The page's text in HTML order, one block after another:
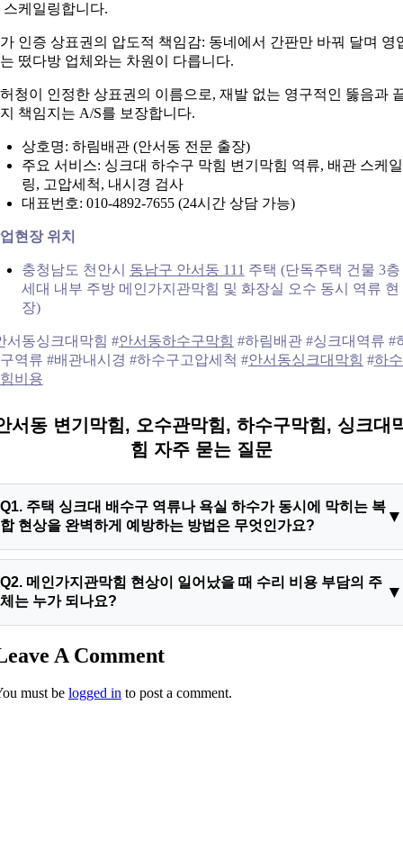
스케일링합니다.
인증 상표권의 압도적 책임감: 동네에서 간판만 바꿔 달며 영
떴다방 업체와는 차원이 다릅니다.
청이 인정한 상표권의 이름으로, 재발 없는 영구적인 뚫음과
책임지는 A/S를 보장합니다.
상호명: 하림배관 (안서동 전문 출장)
주요 서비스: 싱크대 하수구 막힘 변기막힘 역류, 배관 스케일
링, 고압세척, 내시경 검사
대표번호: 010-4892-7655 (24시간 상담 가능)
현장 위치
충청남도 천안시 동남구 안서동 111 주택 (단독주택 건물 3층
세대 내부 주방 메인가지관막힘 및 화장실 오수 동시 역류 현
장)
서동싱크대막힘 #안서동하수구막힘 #하림배관 #싱크대역류 #
역류 #배관내시경 #하수구고압세척 #안서동싱크대막힘 #하
비용
서동 변기막힘, 오수관막힘, 하수구막힘, 싱크대
힘 자주 묻는 질문
Q1. 주택 싱크대 배수구 역류나 욕실 하수가 동시에 막히는 복
합 현상을 완벽하게 예방하는 방법은 무엇인가요?
▼
A1. 주방 하수구의 만성 폐색을 유발하는 가장 큰 요인은 식기 세
척 시 유입되는 유지방과 음식물 잔해들입니다. 설거지 전 반드
뜨거운 물이나 화학 용제를 부어주는 임시방편으로는 이미 내벽
에 결석화된 하수구 석회 덩어리들을 결코 녹여낼 수 없습니다.
Q2. 메인가지관막힘 현상이 일어났을 때 수리 비용 부담의 주
체는 누가 되나요?
▼
A2. 하수관의 책임 소재는 정밀 배관 카메라 장비의 계측 거리 데
메인관으로 합류하기 전까지의 전용 수평 가지관 구역이 차단된
A Comment
must be logged in to post a comment.